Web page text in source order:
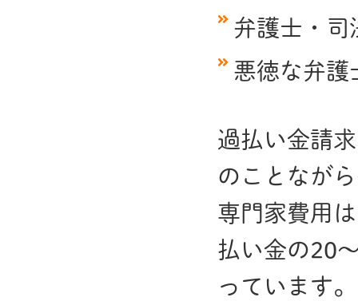
弁護士・司
悪徳な弁護
過払い金請
のことなが
専門家費用
払い金の20
っています。